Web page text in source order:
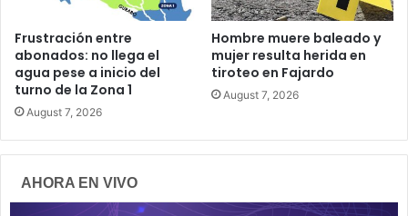
Frustración entre
abonados: no llega el
agua pese a inicio del
turno de la Zona 1
August 7, 2026
Hombre muere baleado y
mujer resulta herida en
tiroteo en Fajardo
August 7, 2026
AHORA EN VIVO